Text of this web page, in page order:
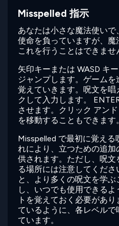
Misspelled 指示
あなたは小さな魔法使い
使命を負っていますが、
これを行うことはできませ
矢印キーまたは WASD キ
ジャンプします。ゲーム
覚えていきます。呪文を
クして入力します。
させます。クリック アン
を移動することもできます。
Misspelled で最初に覚える
れにより、立つための追
供されます。ただし、呪
る場所には注意してくださ
と、より多くの呪文を学
し、いつでも使用できる
トを覚えておく必要があ
ているように、各レベル
ています。